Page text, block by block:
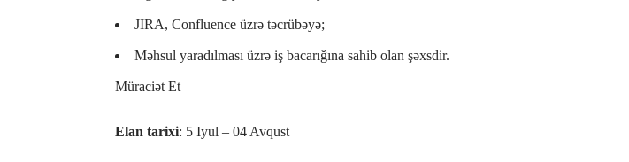
JIRA, Confluence üzrə təcrübəyə;
Məhsul yaradılması üzrə iş bacarığına sahib olan şəxsdir.
Müraciət Et
Elan tarixi: 5 Iyul – 04 Avqust